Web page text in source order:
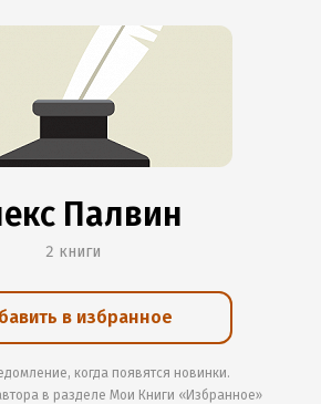
Палвин
2 книги
в избранное
когда появятся новинки.
в разделе Мои Книги «Избранное»